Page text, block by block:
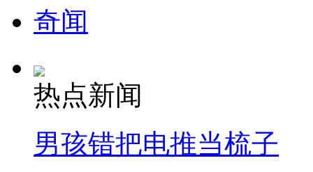
奇闻
热点新闻
男孩错把电推当梳子